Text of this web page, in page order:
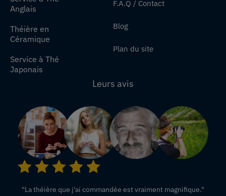
Anglais
Théière en
Céramique
Service à Thé
Japonais
F.A.Q / Contact
Blog
Plan du site
Leurs avis
"La théière que j'ai commandée est vraiment magnifique."